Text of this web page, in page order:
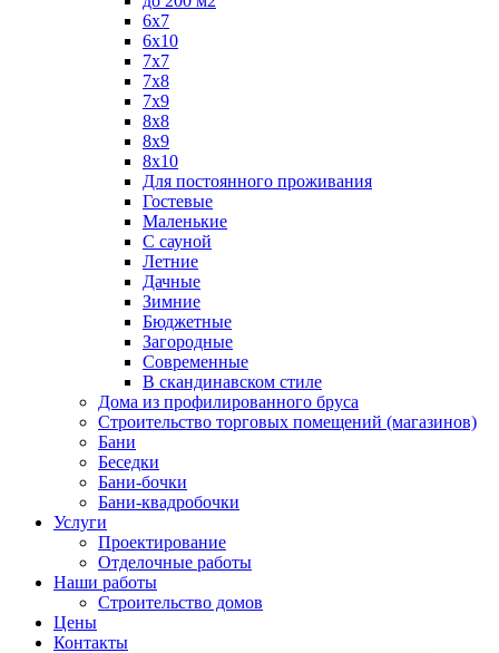
6х7
6х10
7х7
7х8
7х9
8х8
8х9
8х10
Для постоянного проживания
Гостевые
Маленькие
С сауной
Летние
Дачные
Зимние
Бюджетные
Загородные
Современные
В скандинавском стиле
Дома из профилированного бруса
Строительство торговых помещений (магазинов)
Бани
Беседки
Бани-бочки
Бани-квадробочки
Услуги
Проектирование
Отделочные работы
Наши работы
Строительство домов
Цены
Контакты